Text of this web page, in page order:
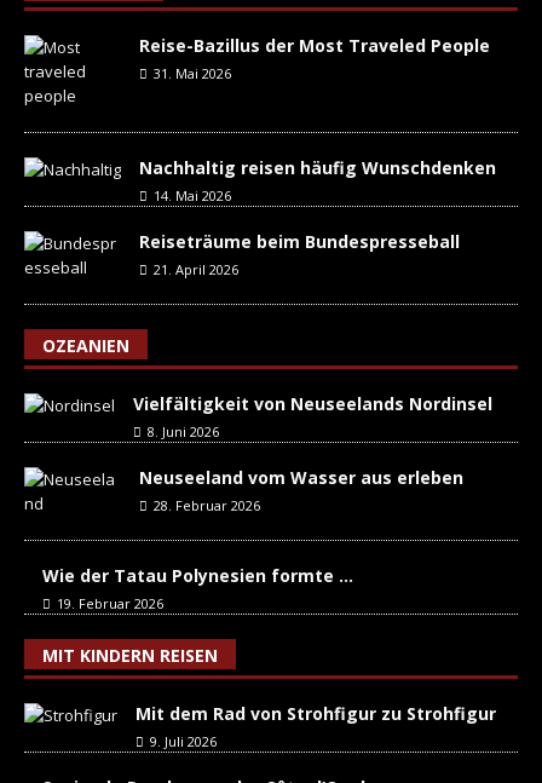
Reise-Bazillus der Most Traveled People
31. Mai 2026
Nachhaltig reisen häufig Wunschdenken
14. Mai 2026
Reiseträume beim Bundespresseball
21. April 2026
OZEANIEN
Vielfältigkeit von Neuseelands Nordinsel
8. Juni 2026
Neuseeland vom Wasser aus erleben
28. Februar 2026
Wie der Tatau Polynesien formte …
19. Februar 2026
MIT KINDERN REISEN
Mit dem Rad von Strohfigur zu Strohfigur
9. Juli 2026